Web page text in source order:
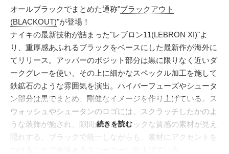
オールブラックでまとめた通称"ブラックアウト
(BLACKOUT)"が登場！
ナイキの最新技術が詰まった"レブロン11(LEBRON XI)"よ
り、重厚感あふれるブラックをベースにした最新作が海外に
てリリース。アッパーのポジット部分は黒に限りなく近いダ
ークグレーを使い、その上に細かなスペックル加工を施して
鉄鉱石のような雰囲気を演出。ハイパーフューズやシュータ
ン部分は黒でまとめ、剛健なイメージを作り上げている。ス
ウォッシュやシュータンのロゴには、スクラッチしたかのよ
うな装飾が施され、隙間からメタリックな質感の素材が見え
隠れする。ブラックで統一しながらも、素材にアクセントを
続きを読む